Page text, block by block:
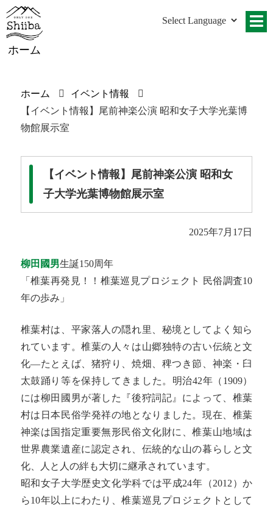
ホーム
ホーム
イベント情報
【イベント情報】尾前神楽公演 昭和女子大学光葉博
物館展示室
【イベント情報】尾前神楽公演 昭和女
子大学光葉博物館展示室
2025年7月17日
柳田國男生誕150周年
「椎葉再発見！！椎葉巡見プロジェクト 民俗調査10
年の歩み」
椎葉村は、平家落人の隠れ里、秘境としてよく知ら
れています。椎葉の人々は山郷独特の古い伝統と文
化―たとえば、猪狩り、焼畑、稗つき節、神楽・臼
太鼓踊り等を保持してきました。明治42年（1909）
には柳田國男が著した『後狩詞記』によって、椎葉
村は日本民俗学発祥の地となりました。現在、椎葉
神楽は国指定重要無形民俗文化財に、椎葉山地域は
世界農業遺産に認定され、伝統的な山の暮らしと文
化、人と人の絆も大切に継承されています。
昭和女子大学歴史文化学科では平成24年（2012）か
ら10年以上にわたり、椎葉巡見プロジェクトとして